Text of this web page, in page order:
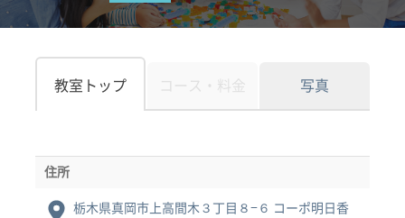
教室トップ コース・料金 写真
住所
栃木県真岡市上高間木３丁目８−６ コーポ明日香